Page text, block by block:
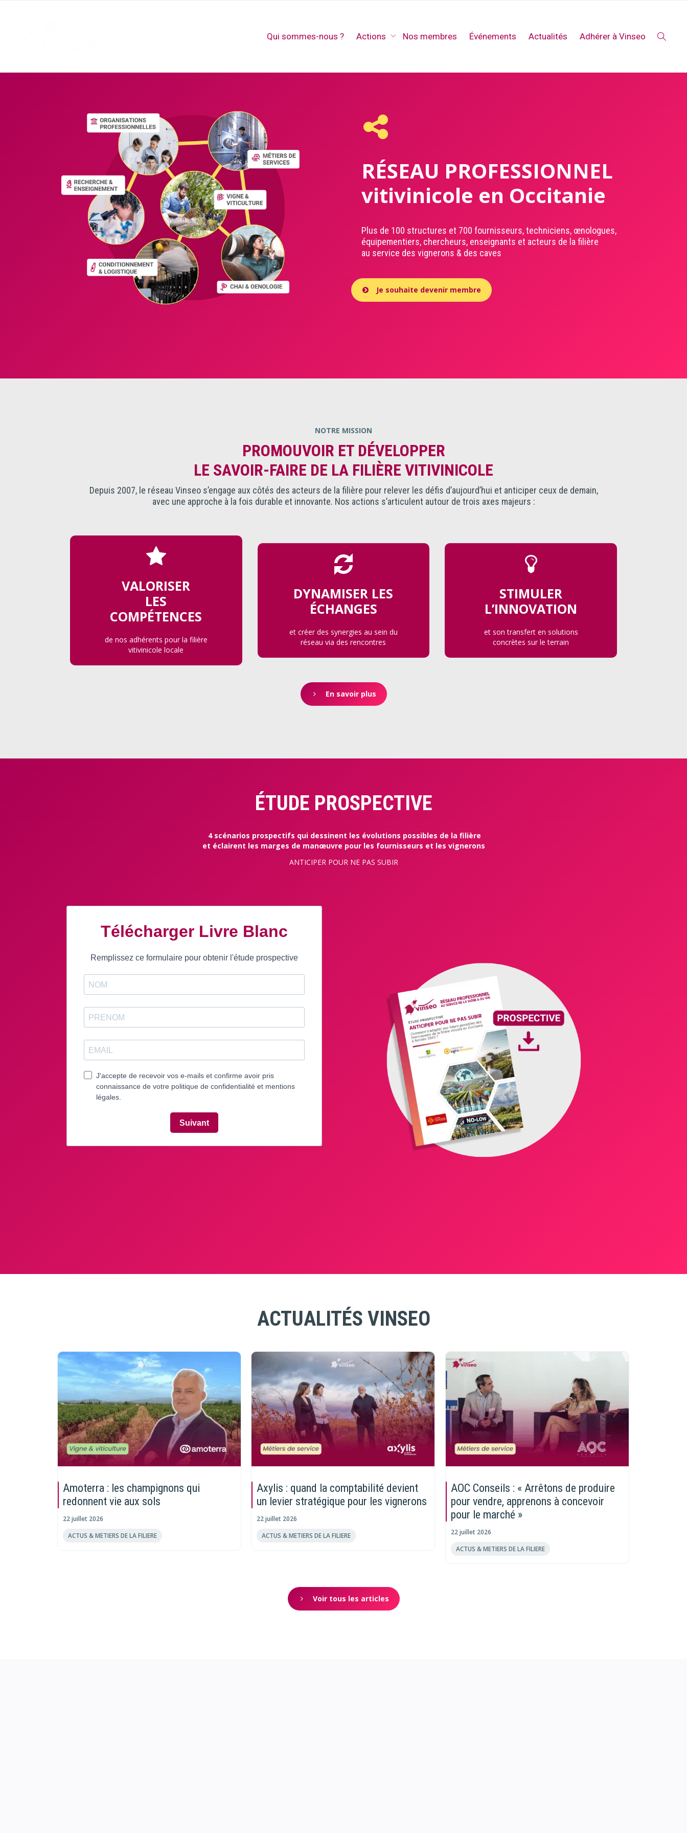
Qui sommes-nous ? Actions Nos membres Événements Actualités Adhérer à Vinseo
RÉSEAU PROFESSIONNEL
vitivinicole en Occitanie
Plus de 100 structures et 700 fournisseurs, techniciens, œnologues,
équipementiers, chercheurs, enseignants et acteurs de la filière
au service des vignerons & des caves
Je souhaite devenir membre
NOTRE MISSION
PROMOUVOIR ET DÉVELOPPER
LE SAVOIR-FAIRE DE LA FILIÈRE VITIVINICOLE
Depuis 2007, le réseau Vinseo s’engage aux côtés des acteurs de la filière pour relever les défis d’aujourd’hui et anticiper ceux de demain,
avec une approche à la fois durable et innovante. Nos actions s’articulent autour de trois axes majeurs :
VALORISER
LES
COMPÉTENCES
de nos adhérents pour la filière
vitivinicole locale
DYNAMISER LES
ÉCHANGES
et créer des synergies au sein du
réseau via des rencontres
STIMULER
L’INNOVATION
et son transfert en solutions
concrètessur le terrain
En savoir plus
ÉTUDE PROSPECTIVE
4 scénarios prospectifs qui dessinent les évolutions possibles de la filière
et éclairent les marges de manœuvre pour les fournisseurs et les vignerons
ANTICIPER POUR NE PAS SUBIR
ACTUALITÉS VINSEO
Amoterra : les champignons qui
redonnent vie aux sols
22 juillet 2026
ACTUS & METIERS DE LA FILIERE
Axylis : quand la comptabilité devient
un levier stratégique pour les vignerons
22 juillet 2026
ACTUS & METIERS DE LA FILIERE
AOC Conseils : « Arrêtons de produire
pour vendre, apprenons à concevoir
pour le marché »
22 juillet 2026
ACTUS & METIERS DE LA FILIERE
Voir tous les articles